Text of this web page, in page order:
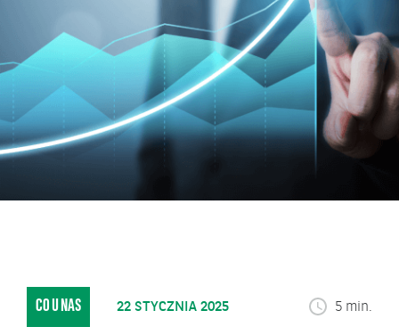
CO U NAS 22 STYCZNIA 2025 5 min.